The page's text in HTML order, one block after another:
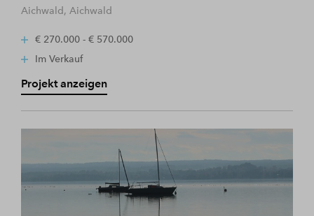
Aichwald, Aichwald
€ 270.000 - € 570.000
Im Verkauf
Projekt anzeigen